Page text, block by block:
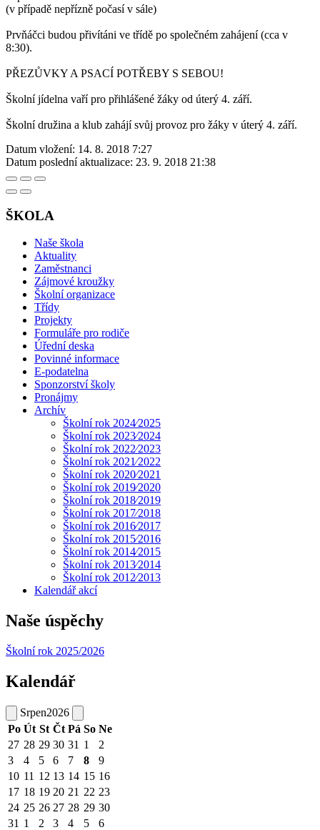
(v případě nepřízně počasí v sále)
Prvňáčci budou přivítáni ve třídě po společném zahájení (cca v
8:30).
PŘEZŮVKY A PSACÍ POTŘEBY S SEBOU!
Školní jídelna vaří pro přihlášené žáky od úterý 4. září.
Školní družina a klub zahájí svůj provoz pro žáky v úterý 4. září.
Datum vložení: 14. 8. 2018 7:27
Datum poslední aktualizace: 23. 9. 2018 21:38
ŠKOLA
Naše škola
Aktuality
Zaměstnanci
Zájmové kroužky
Školní organizace
Třídy
Projekty
Formuláře pro rodiče
Úřední deska
Povinné informace
E-podatelna
Sponzorství školy
Pronájmy
Archív
Školní rok 2024⁄2025
Školní rok 2023⁄2024
Školní rok 2022⁄2023
Školní rok 2021⁄2022
Školní rok 2020⁄2021
Školní rok 2019⁄2020
Školní rok 2018⁄2019
Školní rok 2017⁄2018
Školní rok 2016⁄2017
Školní rok 2015⁄2016
Školní rok 2014⁄2015
Školní rok 2013⁄2014
Školní rok 2012⁄2013
Kalendář akcí
Naše úspěchy
Školní rok 2025/2026
Kalendář
Srpen2026
Po Út St Čt Pá So Ne
27 28 29 30 31 1
2
3
4 5 6 7 8
9
10 11 12 13 14 15 16
17 18 19 20 21 22 23
24 25 26 27 28 29 30
31 1 2 3 4 5 6